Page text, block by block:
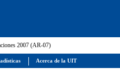
2007 (AR-07)
Acerca de la UIT